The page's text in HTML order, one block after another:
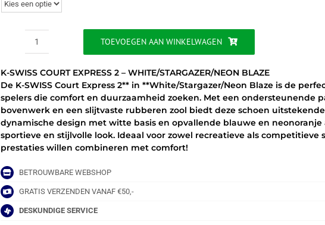
K-
COURT
EXPRESS
2
-
WHITE/STARGAZER/NEON
BLA
aantal
TOEVOEGEN AAN WINKELWAGEN
K-SWISS COURT EXPRESS 2 – WHITE/STARGAZER/NEON BLAZE
De K-SWISS Court Express 2** in **White/Stargazer/Neon Blaze is de
spelers die comfort en duurzaamheid zoeken. Met een ondersteunende
bovenwerk en een slijtvaste rubberen zool biedt deze schoen
dynamische design met witte basis en opvallende blauwe en neonoranje
sportieve en stijlvolle look. Ideaal voor zowel recreatieve als competitieve
prestaties willen combineren met comfort!
BETROUWBARE WEBSHOP
GRATIS VERZENDEN VANAF €50,-
DESKUNDIGE SERVICE